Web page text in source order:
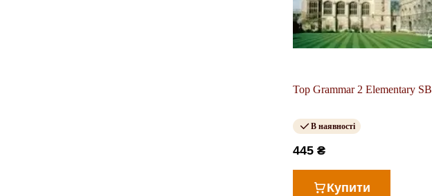
Top Grammar 2 Elementary SB
В наявності
445 ₴
Купити